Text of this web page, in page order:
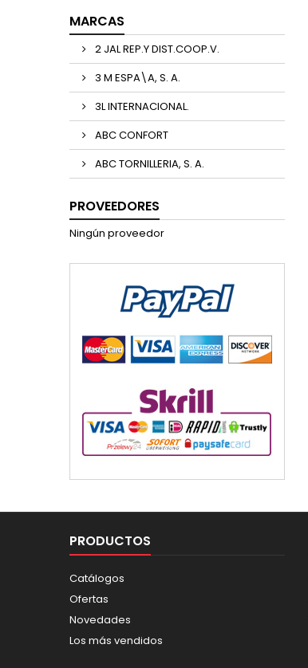
MARCAS
2 JAL REP.Y DIST.COOP.V.
3 M ESPA\A, S. A.
3L INTERNACIONAL.
ABC CONFORT
ABC TORNILLERIA, S. A.
PROVEEDORES
Ningún proveedor
PRODUCTOS
Catálogos
Ofertas
Novedades
Los más vendidos